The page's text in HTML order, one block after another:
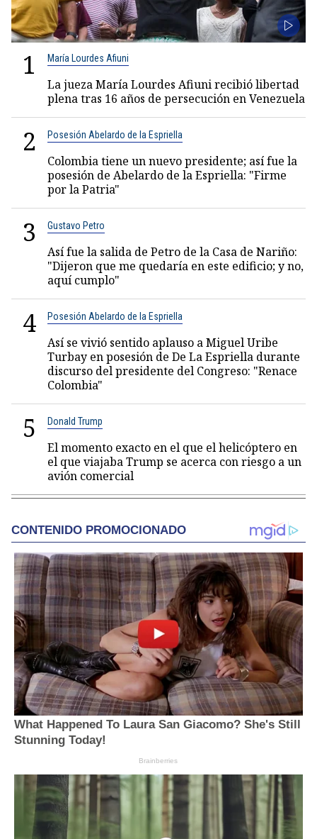
1 María Lourdes Afiuni
La jueza María Lourdes Afiuni recibió libertad
plena tras 16 años de persecución en Venezuela
2 Posesión Abelardo de la Espriella
Colombia tiene un nuevo presidente; así fue la
posesión de Abelardo de la Espriella: "Firme
por la Patria"
3 Gustavo Petro
Así fue la salida de Petro de la Casa de Nariño:
"Dijeron que me quedaría en este edificio; y no,
aquí cumplo"
4 Posesión Abelardo de la Espriella
Así se vivió sentido aplauso a Miguel Uribe
Turbay en posesión de De La Espriella durante
discurso del presidente del Congreso: "Renace
Colombia"
5 Donald Trump
El momento exacto en el que el helicóptero en
el que viajaba Trump se acerca con riesgo a un
avión comercial